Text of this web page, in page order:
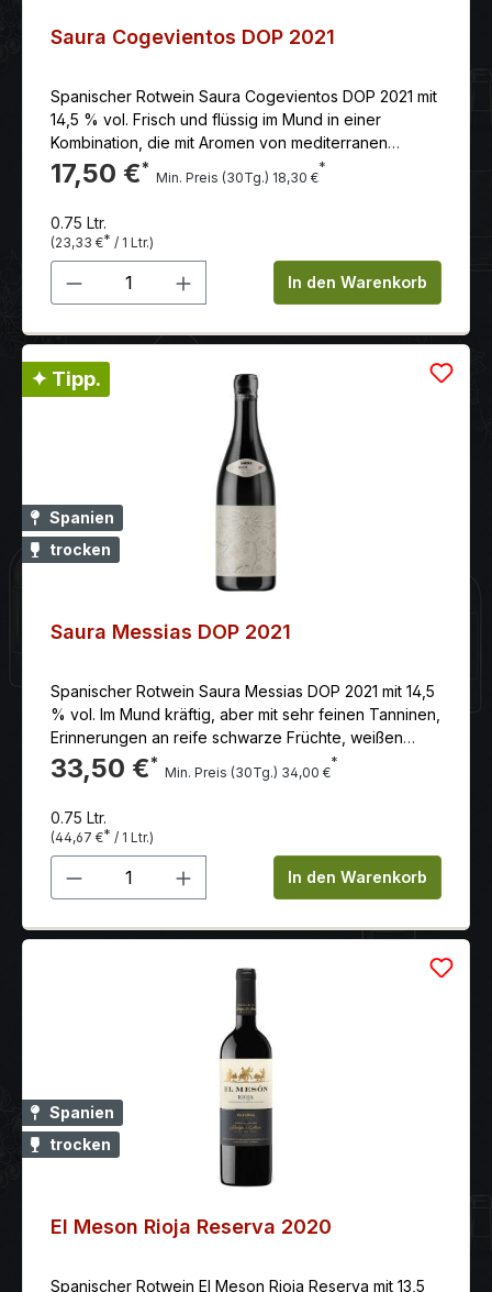
Saura Cogevientos DOP 2021
Spanischer Rotwein Saura Cogevientos DOP 2021 mit
14,5 % vol. Frisch und flüssig im Mund in einer
Kombination, die mit Aromen von mediterranen
Früchten, Balsamico und aromatischen Kräutern zum
Trinken einlädt.
17,50 €*
Min. Preis (30Tg.) 18,30 €
*
0.75 Ltr.
(23,33 €* / 1 Ltr.)
Produkt Anzahl: Gib denIn den Warenkorb
✦ Tipp.
Spanien
trocken
Saura Messias DOP 2021
Spanischer Rotwein Saura Messias DOP 2021 mit 14,5
% vol. Im Mund kräftig, aber mit sehr feinen Tanninen,
Erinnerungen an reife schwarze Früchte, weißen
Pfeffer, Espartogras und Buschland.
33,50 €*
Min. Preis (30Tg.) 34,00 €
*
0.75 Ltr.
(44,67 €* / 1 Ltr.)
Produkt Anzahl: Gib denIn den Warenkorb
Spanien
trocken
El Meson Rioja Reserva 2020
Spanischer Rotwein El Meson Rioja Reserva mit 13,5